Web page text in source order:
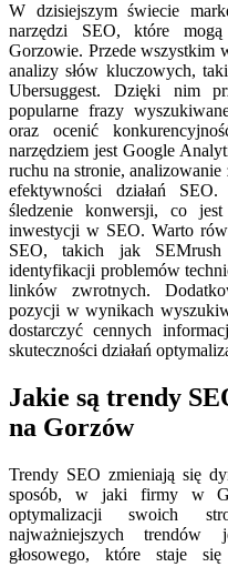
W dzisiejszym świecie
narzędzi SEO, które
Gorzowie. Przede wszystkim
analizy słów kluczowych,
Ubersuggest. Dzięki nim
popularne frazy
oraz ocenić
narzędziem jest Google
ruchu na stronie,
efektywności działań
śledzenie konwersji, co
inwestycji w SEO. Warto
SEO, takich jak
identyfikacji problemów
linków zwrotnych.
pozycji w wynikach
dostarczyć cennych
skuteczności działań
Jakie są trendy
na Gorzów
Trendy SEO zmieniają się
sposób, w jaki firmy w
optymalizacji swoich
najważniejszych trendów
głosowego, które staje